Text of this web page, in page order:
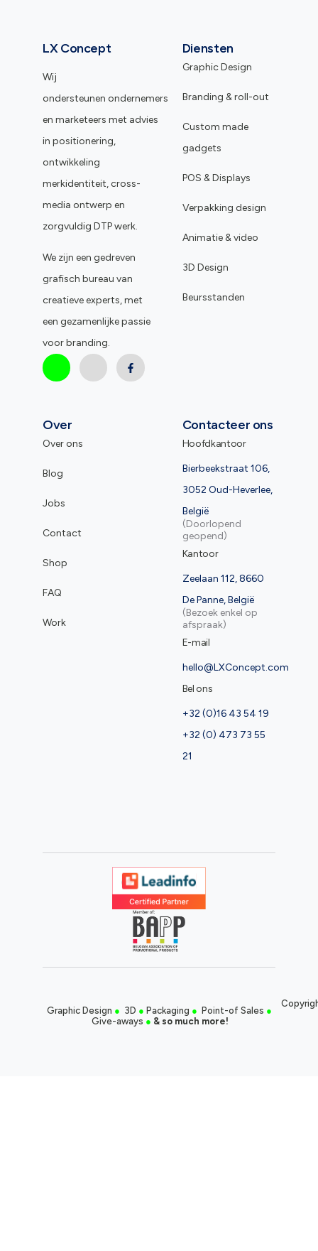
LX Concept
Wij
ondersteunen ondernemers
en marketeers met advies
in positionering,
ontwikkeling
merkidentiteit, cross-
media ontwerp en
zorgvuldig DTP werk.
We zijn een gedreven
grafisch bureau van
creatieve experts, met
een gezamenlijke passie
voor branding.
Diensten
Graphic Design
Branding & roll-out
Custom made
gadgets
POS & Displays
Verpakking design
Animatie & video
3D Design
Beursstanden
Over
Over ons
Blog
Jobs
Contact
Shop
FAQ
Work
Contacteer ons
Hoofdkantoor
Bierbeekstraat 106,
3052 Oud-Heverlee,
België
(Doorlopend
geopend)
Kantoor
Zeelaan 112, 8660
De Panne, België
(Bezoek enkel op
afspraak)
E-mail
hello@LXConcept.com
Bel ons
+32 (0)16 43 54 19
+32 (0) 473 73 55
21
Graphic Design ● 3D ● Packaging ● Point-of Sales ●
Give-aways ● & so much more!